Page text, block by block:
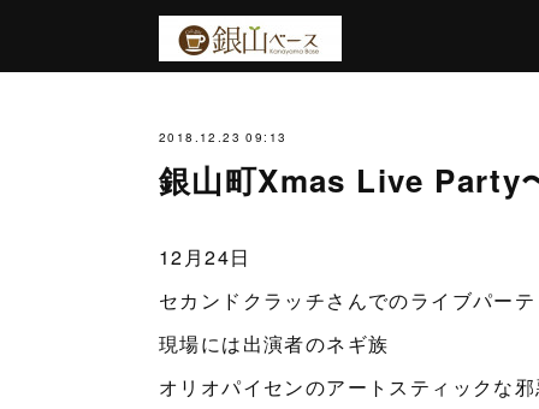
2018.12.23 09:13
銀山町Xmas Live Party
12月24日
セカンドクラッチさんでのライブパー
現場には出演者のネギ族
オリオパイセンのアートスティックな